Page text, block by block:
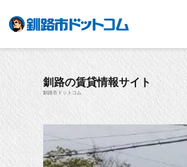
釧路の賃貸情報サイト
釧路市ドットコム